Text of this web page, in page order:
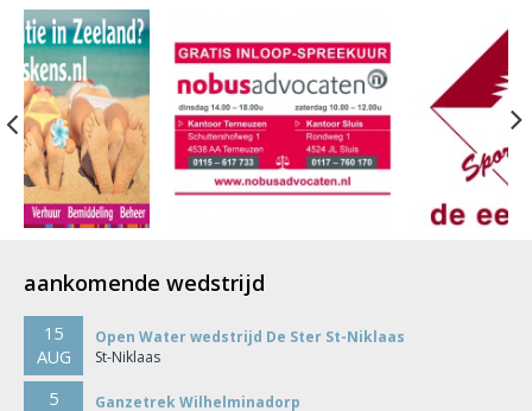
Previous
aankomende wedstrijd
15
AUG
Open Water wedstrijd De Ster St-Niklaas
St-Niklaas
5
Ganzetrek Wilhelminadorp